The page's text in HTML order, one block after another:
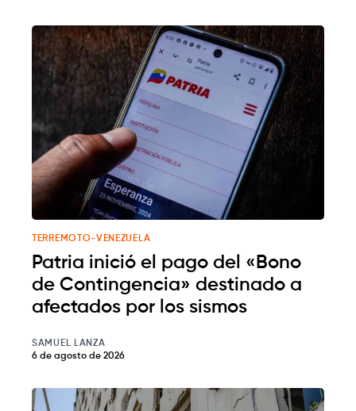
TERREMOTO-VENEZUELA
Patria inició el pago del «Bono
de Contingencia» destinado a
afectados por los sismos
SAMUEL LANZA
6 de agosto de 2026